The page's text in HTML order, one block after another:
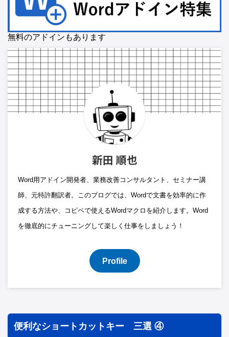
無料のアドインもあります
新田 順也
Word用アドイン開発者、業務改善コンサルタント、セミナー講
師、元特許翻訳者。このブログでは、Wordで文書を効率的に作
成する方法や、コピペで使えるWordマクロを紹介します。Word
を徹底的にチューニングして楽しく仕事をしましょう！
Profile
便利なショートカットキー 三選 ④